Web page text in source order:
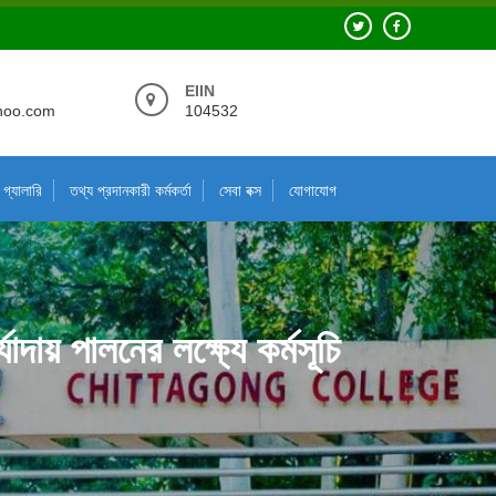
EIIN
104532
গ্যালারি তথ্য প্রদানকারী কর্মকর্তা সেবা বক্স যোগাযোগ
পালনের লক্ষ্যে কর্মসূচি